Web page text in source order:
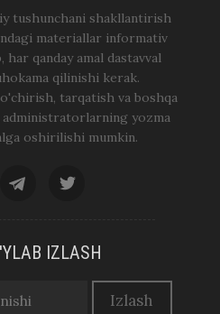
tushunchani shakllantirish
materiallar informativ
qanday amal dastavval
qilinishi kerak.
tarqatish va boshqa
administratorlarning yozma
oshirilishi mumkin.
IZLASH